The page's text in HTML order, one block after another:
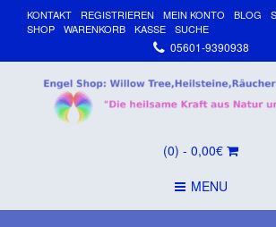
KONTAKT REGISTRIEREN MEIN KONTO BLOG
SHOP
WARENKORB KASSE SUCHE
05601-9390938
(0) - 0,00€
MENU